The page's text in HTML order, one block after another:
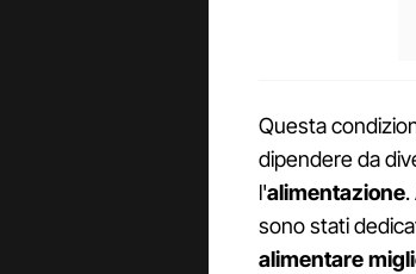
Questa
dipendere da
l'alimentazione
sono stati
alimentare